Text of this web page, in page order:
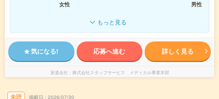
女性
男性
もっと見る
気になる! 応募へ進む 詳しく見る
派遣会社 株式会社スタッフサービス メディカル事業本部
未読 掲載日 2026/07/30